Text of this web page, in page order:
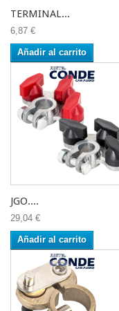
TERMINAL...
6,87 €
Añadir al carrito
JGO....
29,04 €
Añadir al carrito